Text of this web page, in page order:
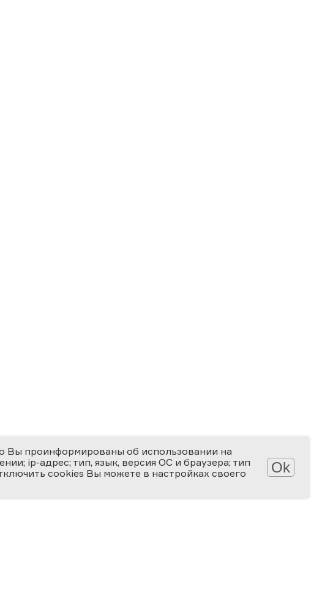
Вы проинформированы об использовании на
ip-адрес; тип, язык, версия ОС и браузера; тип
cookies Вы можете в настройках своего
Ok